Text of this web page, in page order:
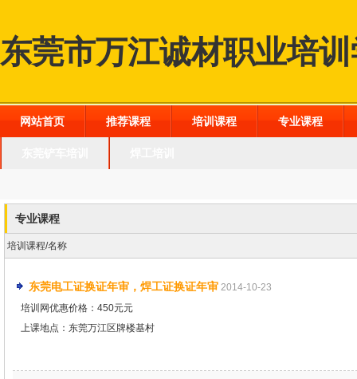
东莞市万江诚材职业培
网站首页 推荐课程 培训课程 专业课程
专业课程
培训课程/名称
东莞电工证换证年审，焊工证换证年审 2014-10-23
培训网优惠价格：450元元
上课地点：东莞万江区牌楼基村